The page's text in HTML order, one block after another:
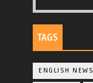
TAGS
ENGLISH NEWS